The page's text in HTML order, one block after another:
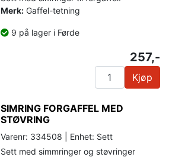
Merk: Gaffel-tetning
9 på lager i Førde
257,-
Kjøp
SIMRING FORGAFFEL MED
STØVRING
Varenr: 334508 | Enhet: Sett
Sett med simmringer og støvringer